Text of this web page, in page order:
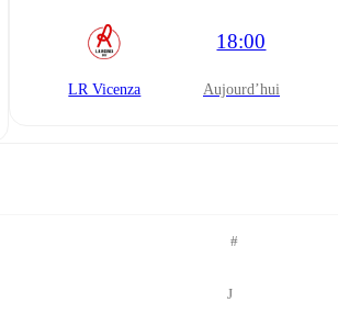
LR Vicenza
18:00
aujourd’hui
#
J